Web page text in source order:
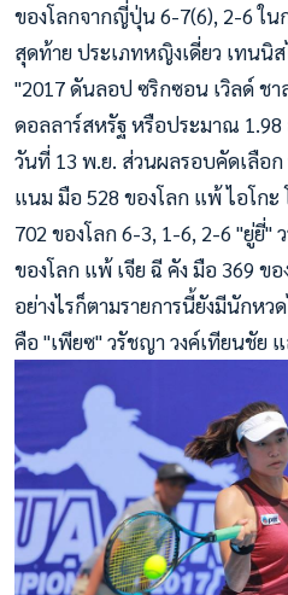
ของโลกจากญี่ปุ่น 6-7(6), 2-6 ใ
สุดท้าย ประเภทหญิงเดี่ยว เทนนิ
"2017 ดันลอป ซริกซอน เวิลด์ ชา
ดอลลาร์สหรัฐ หรือประมาณ
วันที่ 13 พ.ย. ส่วนผลรอบคัดเลือ
แนม มือ 528 ของโลก แพ้ ไอโกะ
702 ของโลก 6-3, 1-6, 2-6 "ยู่ยี่"
ของโลก แพ้ เจีย ฉี คัง มือ 369 ข
อย่างไรก็ตามรายการนี้ยังมีนักห
คือ "เพียซ" วรัชญา วงค์เทียนชัย